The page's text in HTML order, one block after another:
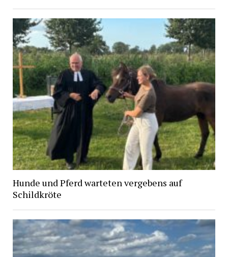
Hunde und Pferd warteten vergebens auf
Schildkröte